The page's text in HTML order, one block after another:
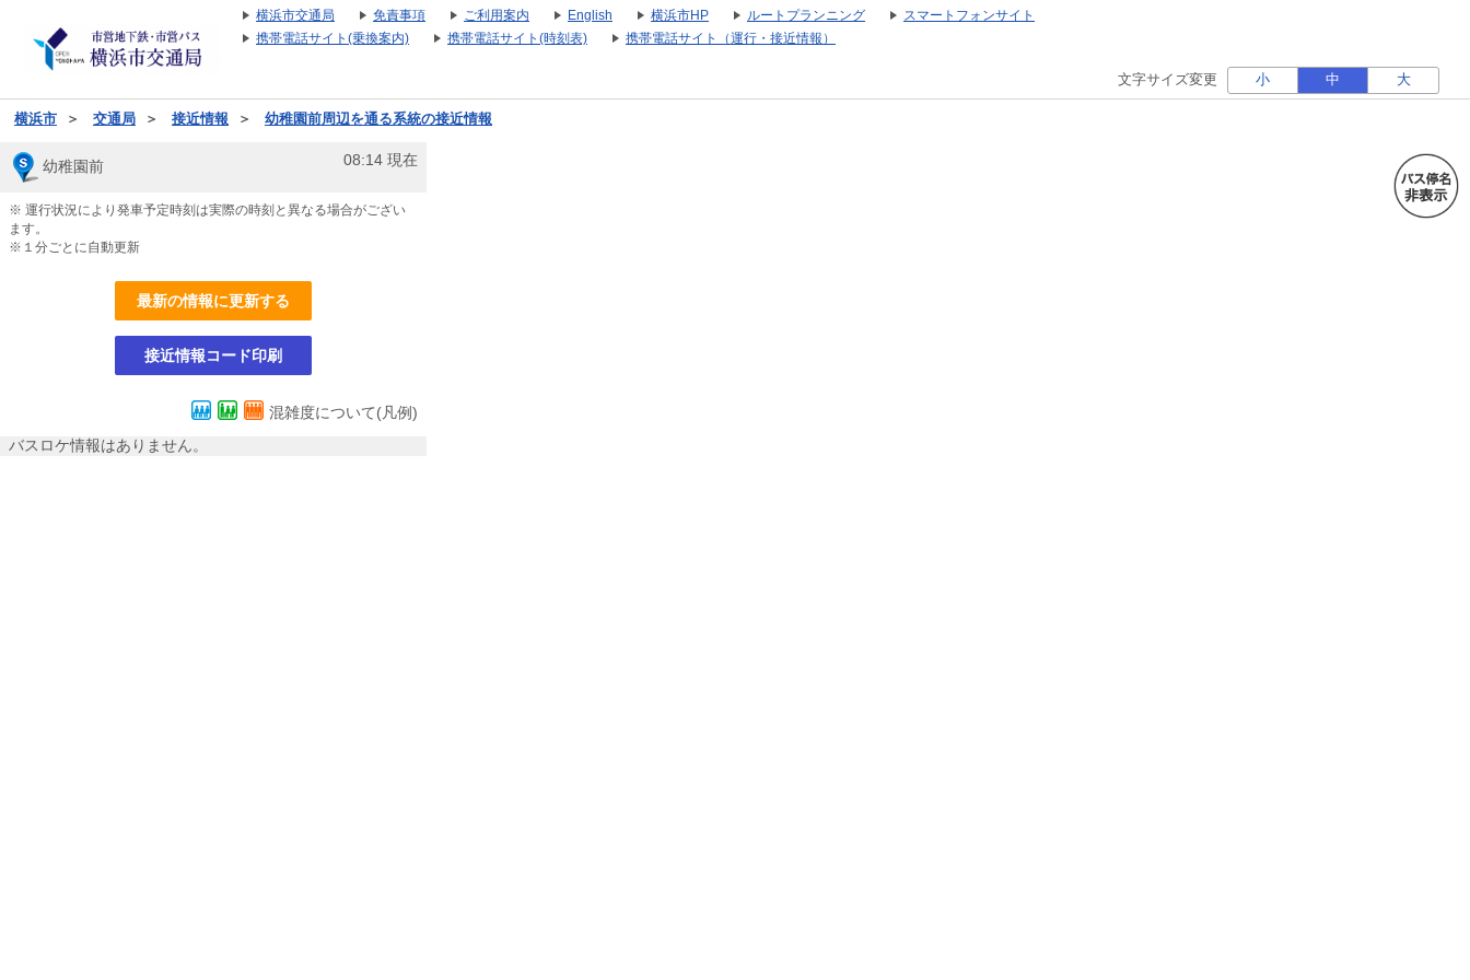
横浜市交通局 免責事項 ご利用案内 English 横浜市HP ルートプランニング
スマートフォンサイト
携帯電話サイト(乗換案内)
携帯電話サイト(時刻表) 携帯電話サイト（運行・接近情報）
文字サイズ変更 小 中 大
横浜市 ＞ 交通局 ＞ 接近情報 ＞ 幼稚園前周辺を通る系統の接近情報
幼稚園前 08:14 現在
※ 運行状況により発車予定時刻は実際の時刻と異なる場合がござい
ます。
※１分ごとに自動更新
最新の情報に更新する
接近情報コード印刷
混雑度について(凡例)
バスロケ情報はありません。